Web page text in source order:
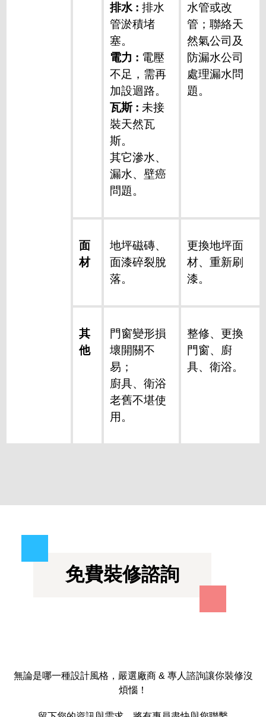
排水 : 排水
管淤積堵
塞。
電力 : 電壓
不足，需再
加設迴路。
瓦斯 : 未接
裝天然瓦
斯。
其它滲水、
漏水、壁癌
問題。
水管或改
管；聯絡天
然氣公司及
防漏水公司
處理漏水問
題。
面
材
地坪磁磚、
面漆碎裂脫
落。
更換地坪面
材、重新刷
漆。
其
他
門窗變形損
壞開關不
易；
廚具、衛浴
老舊不堪使
用。
整修、更換
門窗、廚
具、衛浴。
免費裝修諮詢
無論是哪一種設計風格，嚴選廠商 & 專人諮詢讓你裝修沒
煩惱！